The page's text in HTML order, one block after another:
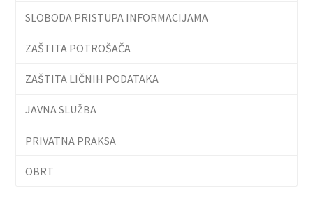
SLOBODA PRISTUPA INFORMACIJAMA
ZAŠTITA POTROŠAČA
ZAŠTITA LIČNIH PODATAKA
JAVNA SLUŽBA
PRIVATNA PRAKSA
OBRT